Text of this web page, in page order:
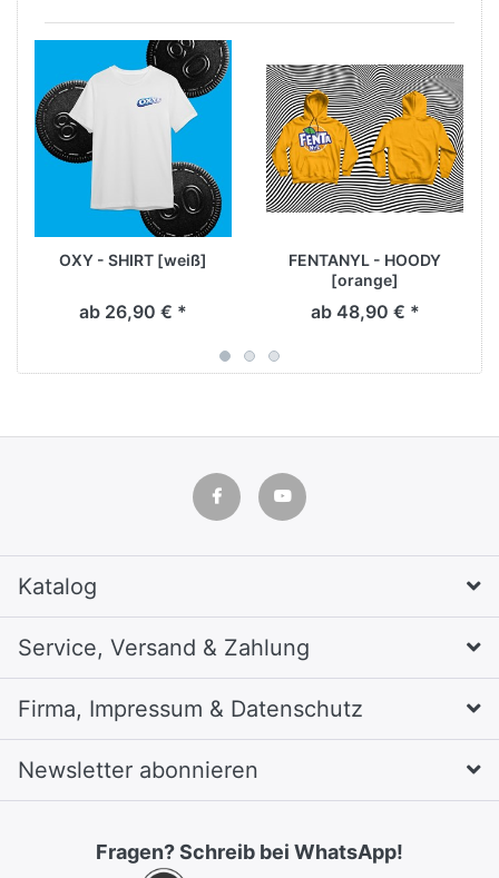
OXY - SHIRT [weiß]
ab 26,90 € *
FENTANYL - HOODY
[orange]
ab 48,90 € *
Katalog
Service, Versand & Zahlung
Firma, Impressum & Datenschutz
Newsletter abonnieren
Fragen? Schreib bei WhatsApp!